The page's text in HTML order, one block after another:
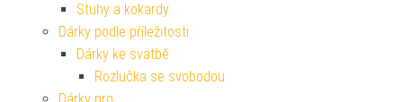
Stuhy a kokardy
Dárky podle příležitosti
Dárky ke svatbě
Rozlučka se svobodou